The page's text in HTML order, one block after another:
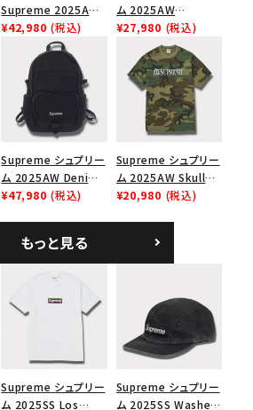
Supreme 2025AW
Nike SB Dunk Low
ナイキ SB ダンク ロ
ー スニーカー ホワイ
¥42,980 (税込)
ム 2025AW
Pigment Coated
2-Tone S Logo 6-
Panel Cap ピグメン
トコーテッド 2トーン
エスロゴ 6パネルキャ
ップ ブラック
¥27,980 (税込)
Supreme シュプリー
ム 2025AW Denim
Backpack デニム バ
¥47,980 (税込)
Supreme シュプリー
ム 2025AW Skull
Tee スカル Tシャ
¥20,980 (税込)
もっと見る
Supreme シュプリー
ム 2025SS Los
Supreme シュプリー
ム 2025SS Washed